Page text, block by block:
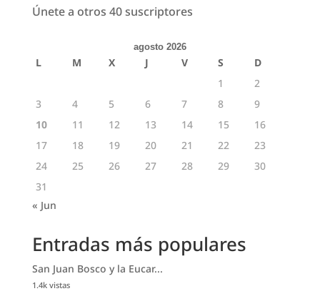
Únete a otros 40 suscriptores
agosto 2026
L M X J V S
D
1
2
3
4 5 6 7 8
9
10
11 12 13 14 15
16
17
18 19 20 21 22
23
24
25 26 27 28 29
30
31
« Jun
Entradas más populares
San Juan Bosco y la Eucar...
1.4k vistas